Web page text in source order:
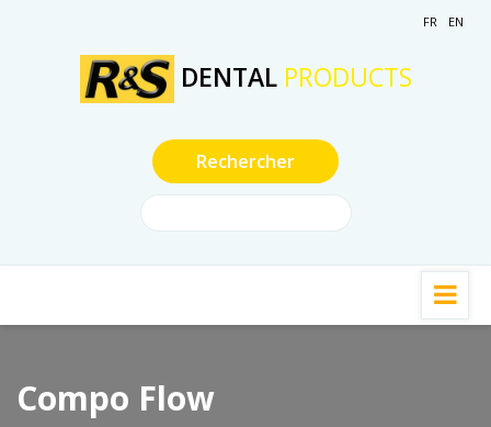
FR EN
DENTAL PRODUCTS
Compo Flow